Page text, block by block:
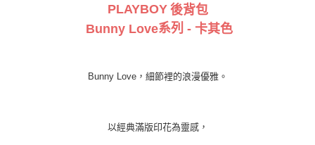
PLAYBOY 後背包
Bunny Love系列 - 卡其色
Bunny Love，細節裡的浪漫優雅。
以經典滿版印花為靈感，